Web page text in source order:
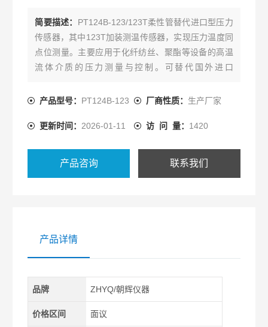
简要描述： PT124B-123/123T柔性管替代进口型压力
传感器，其中123T加装测温传感器，实现压力温度同
点位测量。主要应用于化纤纺丝、聚酯等设备的高温
流体介质的压力测量与控制。可替代国外进口
变送器
产品型号： PT124B-123 厂商性质： 生产厂家
更新时间： 2026-01-11 访 问 量： 1420
产品咨询 联系我们
产品详情
品牌 ZHYQ/朝辉仪器
价格区间 面议